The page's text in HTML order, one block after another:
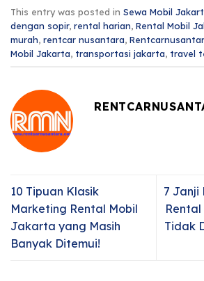
This entry was posted in Sewa Mobil
dengan sopir, rental harian, Rental Mobil
murah, rentcar nusantara,
Mobil Jakarta, transportasi jakarta, travel
10 Tipuan Klasik
Marketing Rental Mobil
Jakarta yang Masih
Banyak Ditemui!
7 Janji
Tidak